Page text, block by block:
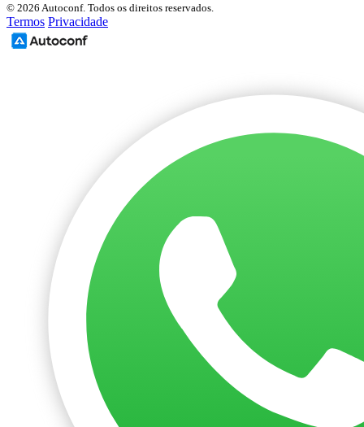
© 2026 Autoconf. Todos os direitos reservados.
Termos Privacidade